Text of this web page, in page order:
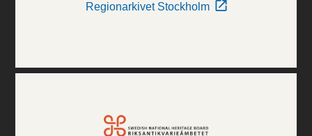
Regionarkivet Stockholm